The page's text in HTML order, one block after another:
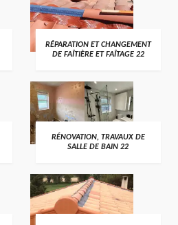
RÉPARATION ET CHANGEMENT
DE FAÎTIÈRE ET FAÎTAGE 22
RÉNOVATION, TRAVAUX DE
SALLE DE BAIN 22